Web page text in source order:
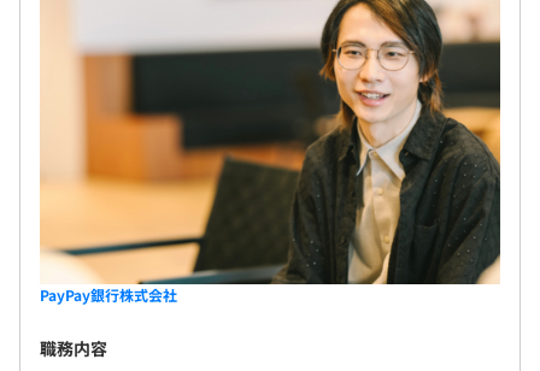
PayPay銀行株式会社
職務内容